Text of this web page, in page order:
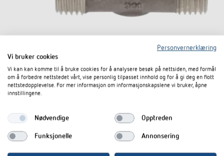
Til produktet I dokumentkurven
Datablad
Personvernerklæring
Vi bruker cookies
Vi kan kan komme til å bruke cookies for å analysere besøk på nettsiden, med formål
om å forbedre nettstedet vårt, vise personlig tilpasset innhold og for å gi deg en flott
nettstedopplevelse. For mer informasjon om informasjonskapslene vi bruker, åpne
innstillingene.
Nødvendige Opptreden
Funksjonelle Annonsering